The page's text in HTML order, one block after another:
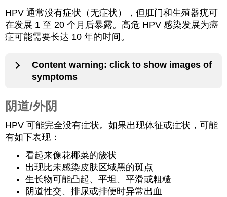
HPV 通常没有症状（无症状），但肛门和生殖器疣可
在发展 1 至 20 个月后暴露。高危 HPV 感染发展为癌
症可能需要长达 10 年的时间。
Content warning: click to show images of
symptoms
阴道/外阴
HPV 可能完全没有症状。如果出现体征或症状，可能
有如下表现：
看起来像花椰菜的簇状
出现比未感染皮肤区域黑的斑点
生长物可能凸起、平坦、平滑或粗糙
阴道性交、排尿或排便时异常出血